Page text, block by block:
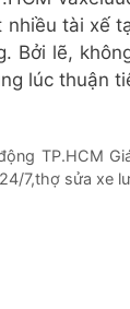
tài xế
Bởi lẽ,
lúc thuận
TP.HCM
7,thợ sửa xe